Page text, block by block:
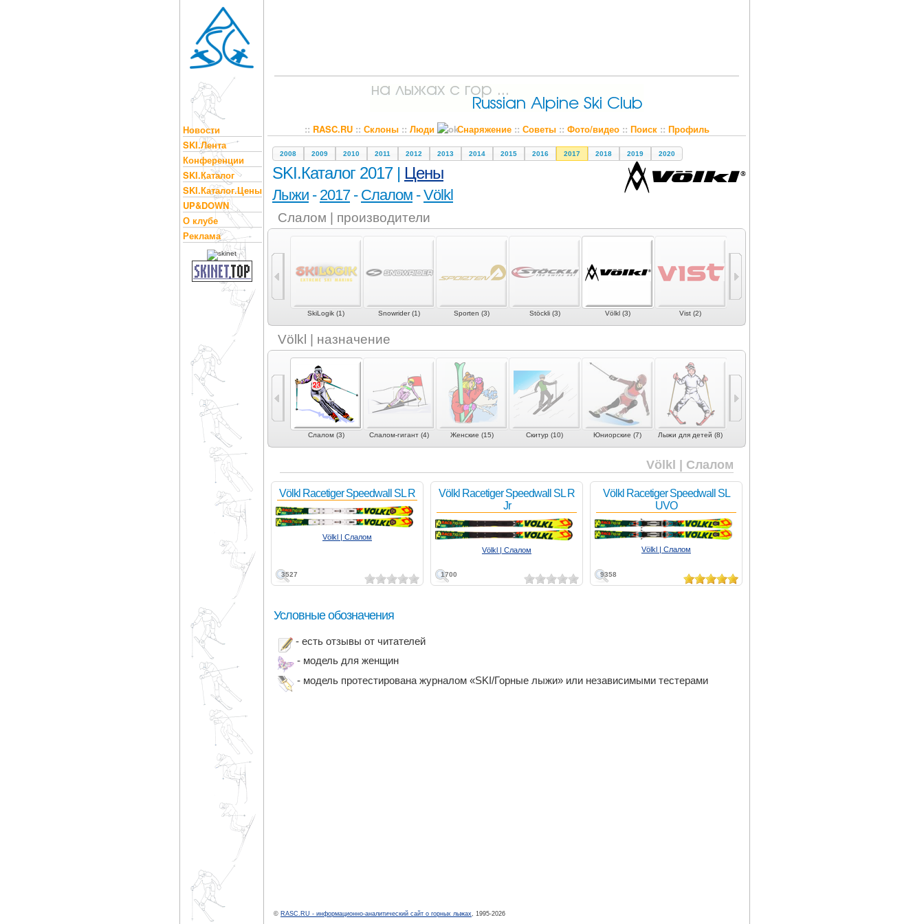
Новости
SKI.Лента
Конференции
SKI.Каталог
SKI.Каталог.Цены
UP&DOWN
О клубе
Реклама
:: RASC.RU:: Склоны:: Люди Снаряжение:: Советы:: Фото/видео:: Поиск:: Профиль
2008 2009 2010 2011 2012 2013 2014 2015 2016 2017 2018 2019 2020
SKI.Каталог 2017 | Цены
Лыжи - 2017- Слалом -Völkl
Слалом | производители
Salomon (3) SkiLogik (1) Snowrider (1) Sporten (3) Stöckli (3) Völkl (3) Vist (2)
Völkl | назначение
Фристайл (11) Слалом (3) Слалом-гигант (4) Женские (15) Скитур (10) Юниорские (7) Лыжи для детей (8)
Völkl | Слалом
3527
Völkl Racetiger Speedwall SL R
Völkl | Слалом
1700
Völkl Racetiger Speedwall SL R
Jr
Völkl | Слалом
9358
Völkl Racetiger Speedwall SL
UVO
Völkl | Слалом
Условные обозначения
- есть отзывы от читателей
- модель для женщин
- модель протестирована журналом «SKI/Горные лыжи» или независимыми тестерами
© RASC.RU - информационно-аналитический сайт о горных лыжах, 1995-2026